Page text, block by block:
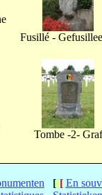
Fusillé -
Tombe -2- Graf
[[[ En